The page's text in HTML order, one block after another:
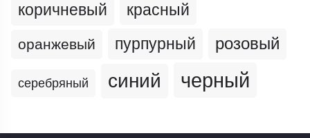
коричневый красный
оранжевый пурпурный розовый
серебряный синий черный